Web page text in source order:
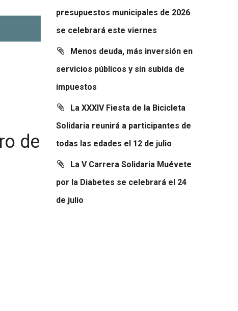
de
presupuestos municipales de 2026
se celebrará este viernes
Menos deuda, más inversión en
servicios públicos y sin subida de
impuestos
La XXXIV Fiesta de la Bicicleta
Solidaria reunirá a participantes de
todas las edades el 12 de julio
La V Carrera Solidaria Muévete
por la Diabetes se celebrará el 24
de julio